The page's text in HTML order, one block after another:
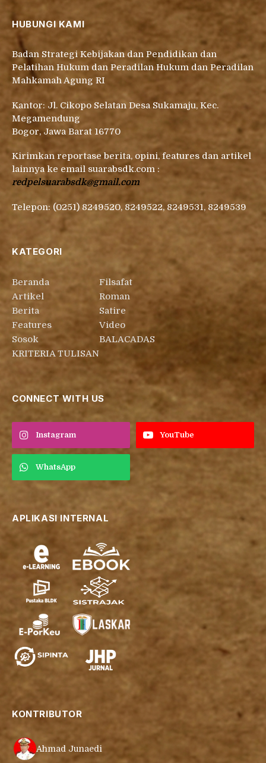
HUBUNGI KAMI
Badan Strategi Kebijakan dan Pendidikan dan
Pelatihan Hukum dan Peradilan Hukum dan Peradilan
Mahkamah Agung RI
Kantor: Jl. Cikopo Selatan Desa Sukamaju, Kec.
Megamendung
Bogor, Jawa Barat 16770
Kirimkan reportase berita, opini, features dan artikel
lainnya ke email suarabsdk.com :
redpelsuarabsdk@gmail.com
Telepon: (0251) 8249520, 8249522, 8249531, 8249539
KATEGORI
Beranda
Artikel
Berita
Features
Sosok
KRITERIA TULISAN
Filsafat
Roman
Satire
Video
BALACADAS
CONNECT WITH US
Instagram YouTube
WhatsApp
APLIKASI INTERNAL
KONTRIBUTOR
Ahmad Junaedi